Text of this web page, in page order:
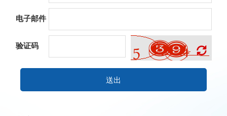
电子邮件
验证码
送出